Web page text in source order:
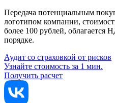
Передача потенциальным
логотипом компании,
более 100 рублей, облагается
порядке.
Аудит со страховкой от рисков
Узнайте стоимость за 1 мин.
Получить расчет